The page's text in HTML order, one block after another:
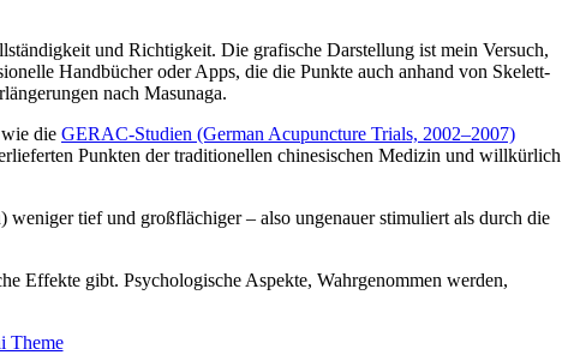
und Richtigkeit. Die grafische Darstellung ist mein Versuch,
Handbücher oder Apps, die die Punkte auch anhand von Skelett-
nach Masunaga.
die GERAC-Studien (German Acupuncture Trials, 2002–2007)
Punkten der traditionellen chinesischen Medizin und willkürlich
tief und großflächiger – also ungenauer stimuliert als durch die
Effekte gibt. Psychologische Aspekte, Wahrgenommen werden,
Theme